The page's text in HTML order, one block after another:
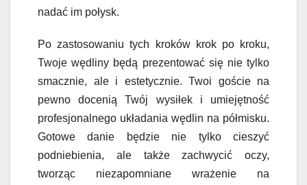
nadać im połysk.
Po zastosowaniu tych kroków krok po kroku,
Twoje wędliny będą prezentować się nie tylko
smacznie, ale i estetycznie. Twoi goście na
pewno docenią Twój wysiłek i umiejętność
profesjonalnego układania wędlin na półmisku.
Gotowe danie będzie nie tylko cieszyć
podniebienia, ale także zachwycić oczy,
tworząc niezapomniane wrażenie na